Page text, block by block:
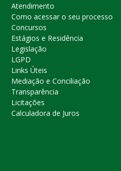
Atendimento
Como acessar o seu processo
Concursos
Estágios e Residência
Legislação
LGPD
Links Úteis
Mediação e Conciliação
Transparência
Licitações
Calculadora de Juros